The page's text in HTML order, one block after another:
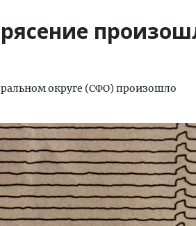
округе (СФО) произошло